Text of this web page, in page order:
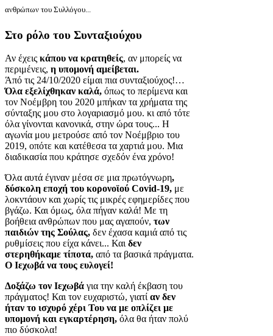
ανθρώπων του Συλλόγου...
Στο ρόλο του Συνταξιούχου
Αν έχεις κάπου να κρατηθείς, αν μπορείς να
περιμένεις, η υπομονή αμείβεται.
Άπό τις 24/10/2020 είμαι πια συνταξιούχος!…
Όλα εξελίχθηκαν καλά, όπως το περίμενα και
τον Νοέμβρη του 2020 μπήκαν τα χρήματα της
σύνταξης μου στο λογαριασμό μου. κι από τότε
όλα γίνονται κανονικά, στην ώρα τους... Η
αγωνία μου μετρούσε από τον Νοέμβριο του
2019, οπότε και κατέθεσα τα χαρτιά μου. Μια
διαδικασία που κράτησε σχεδόν ένα χρόνο!
Όλα αυτά έγιναν μέσα σε μια πρωτόγνωρη,
δύσκολη εποχή του κορονοϊού Covid-19, με
λοκντάουν και χωρίς τις μικρές εφημερίδες που
βγάζω. Και όμως, όλα πήγαν καλά! Με τη
βοήθεια ανθρώπων που μας αγαπούν, των
παιδιών της Σούλας, δεν έχασα καμιά από τις
ρυθμίσεις που είχα κάνει... Καιδεν
στερηθήκαμε τίποτα, από τα βασικά πράγματα.
Ο Ιεχωβά να τους ευλογεί!
Δοξάζω τον Ιεχωβά για την καλή έκβαση του
πράγματος! Και τον ευχαριστώ, γιατίαν δεν
ήταν το ισχυρό χέρι Του να με οπλίζει με
υπομονή και εγκαρτέρηση, όλα θα ήταν πολύ
πιο δύσκολα!